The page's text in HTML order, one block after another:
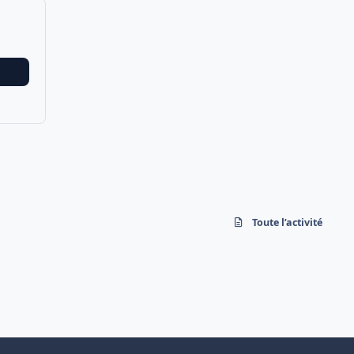
Toute l’activité